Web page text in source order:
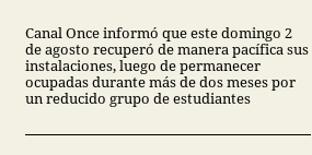
Canal Once informó que este domingo 2
de agosto recuperó de manera pacífica sus
instalaciones, luego de permanecer
ocupadas durante más de dos meses por
un reducido grupo de estudiantes